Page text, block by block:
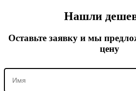
Нашли
Оставьте заявку и мы
цену